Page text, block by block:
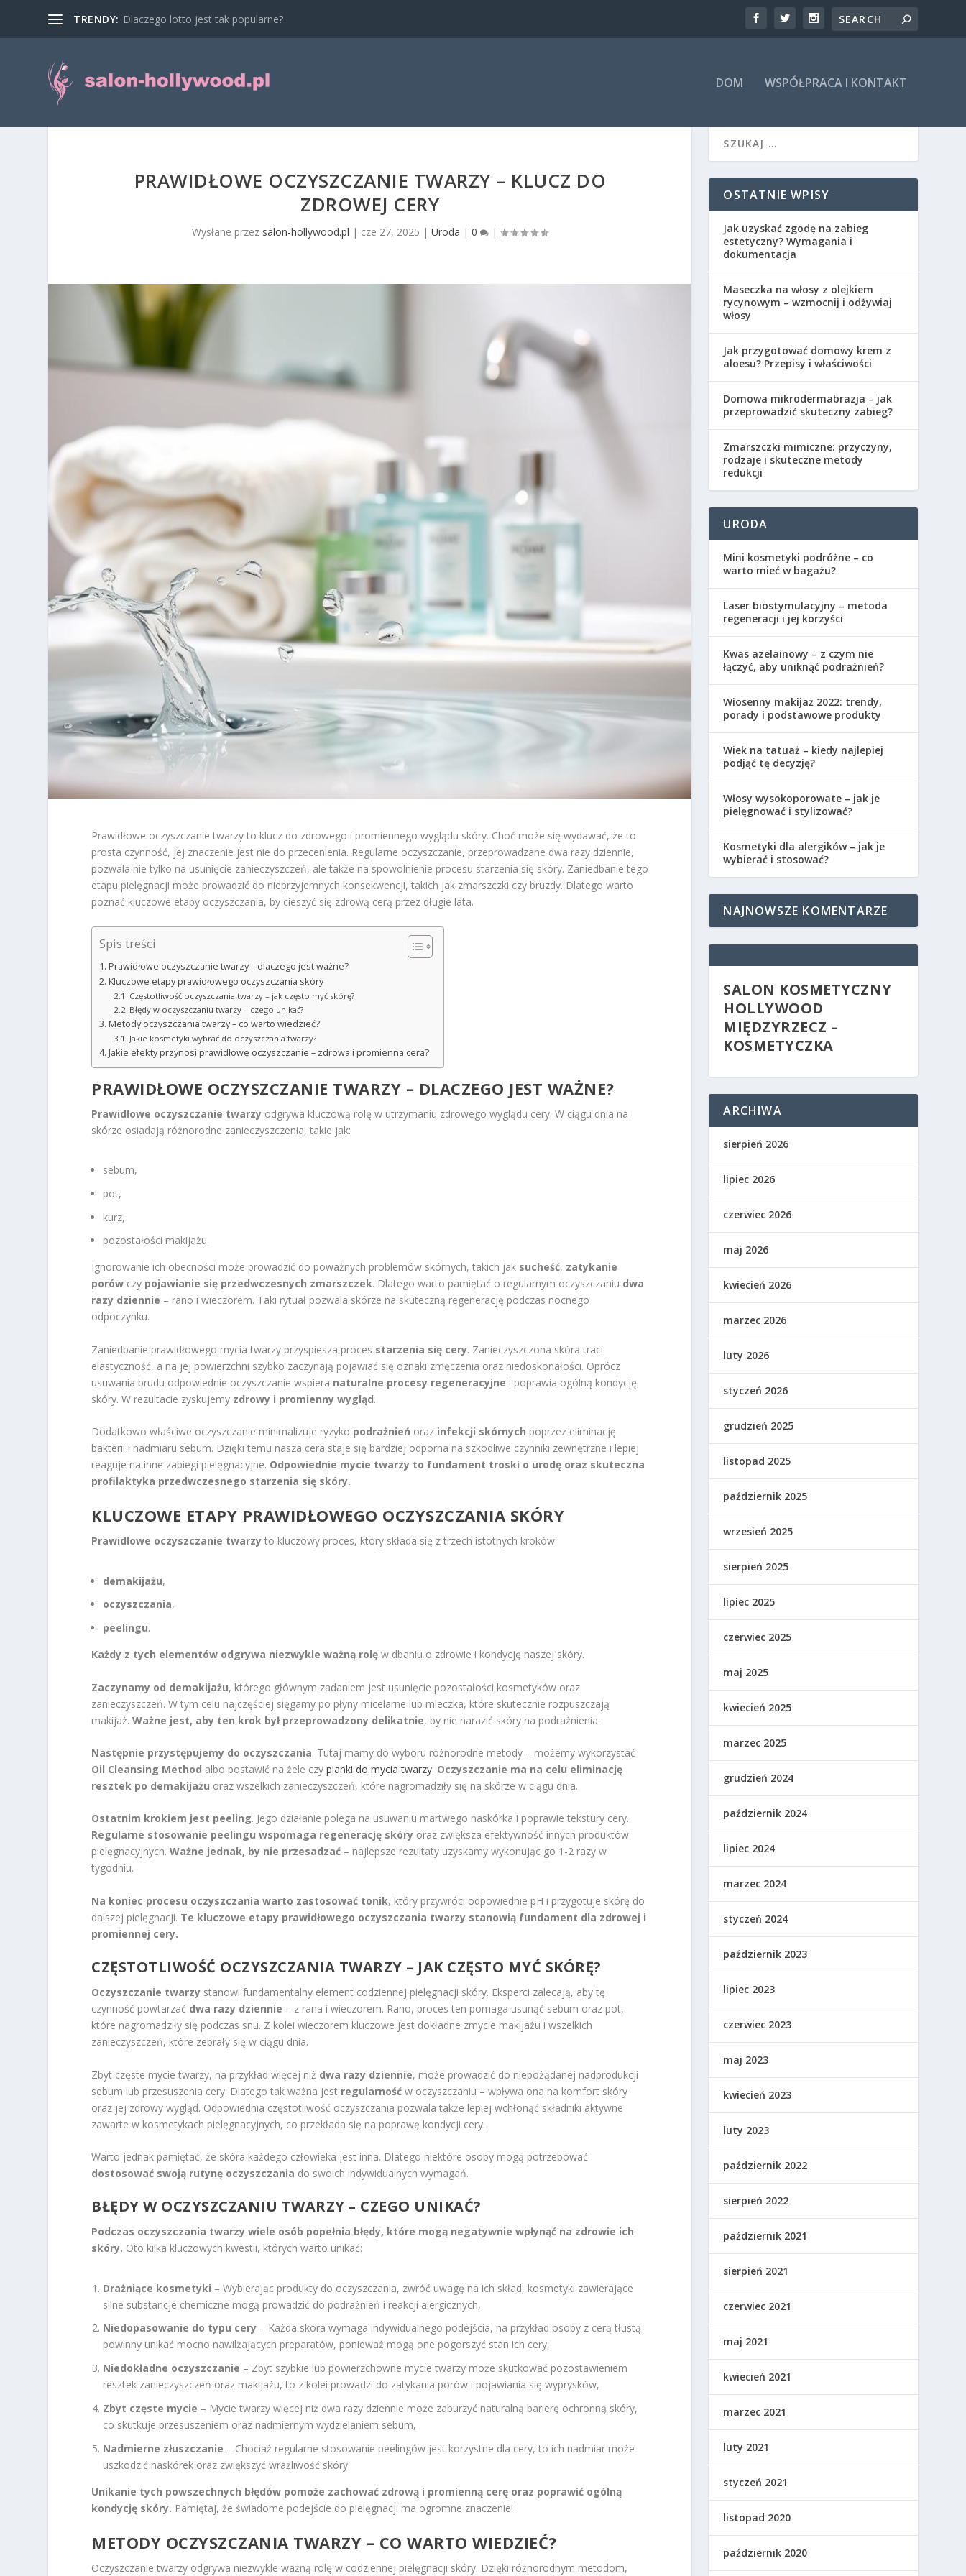
TRENDY: Dlaczego lotto jest tak popularne?
DOM WSPÓŁPRACA I KONTAKT
PRAWIDŁOWE OCZYSZCZANIE TWARZY – KLUCZ DO
ZDROWEJ CERY
Wysłane przez salon-hollywood.pl | cze 27, 2025 |Uroda |0 |
Prawidłowe oczyszczanie twarzy to klucz do zdrowego i promiennego wyglądu skóry. Choć może się wydawać, że to
prosta czynność, jej znaczenie jest nie do przecenienia. Regularne oczyszczanie, przeprowadzane dwa razy dziennie,
pozwala nie tylko na usunięcie zanieczyszczeń, ale także na spowolnienie procesu starzenia się skóry. Zaniedbanie tego
etapu pielęgnacji może prowadzić do nieprzyjemnych konsekwencji, takich jak zmarszczki czy bruzdy. Dlatego warto
poznać kluczowe etapy oczyszczania, by cieszyć się zdrową cerą przez długie lata.
Spis treści
Prawidłowe oczyszczanie twarzy – dlaczego jest ważne?
Kluczowe etapy prawidłowego oczyszczania skóry
Częstotliwość oczyszczania twarzy – jak często myć skórę?
Błędy w oczyszczaniu twarzy – czego unikać?
Metody oczyszczania twarzy – co warto wiedzieć?
Jakie kosmetyki wybrać do oczyszczania twarzy?
Jakie efekty przynosi prawidłowe oczyszczanie – zdrowa i promienna cera?
PRAWIDŁOWE OCZYSZCZANIE TWARZY – DLACZEGO JEST WAŻNE?
Prawidłowe oczyszczanie twarzy odgrywa kluczową rolę w utrzymaniu zdrowego wyglądu cery. W ciągu dnia na
skórze osiadają różnorodne zanieczyszczenia, takie jak:
sebum,
pot,
kurz,
pozostałości makijażu.
Ignorowanie ich obecności może prowadzić do poważnych problemów skórnych, takich jak sucheść, zatykanie
porów czy pojawianie się przedwczesnych zmarszczek. Dlatego warto pamiętać o regularnym oczyszczaniu dwa
razy dziennie – rano i wieczorem. Taki rytuał pozwala skórze na skuteczną regenerację podczas nocnego
odpoczynku.
Zaniedbanie prawidłowego mycia twarzy przyspiesza proces starzenia się cery. Zanieczyszczona skóra traci
elastyczność, a na jej powierzchni szybko zaczynają pojawiać się oznaki zmęczenia oraz niedoskonałości. Oprócz
usuwania brudu odpowiednie oczyszczanie wspiera naturalne procesy regeneracyjne i poprawia ogólną kondycję
skóry. W rezultacie zyskujemy zdrowy i promienny wygląd.
Dodatkowo właściwe oczyszczanie minimalizuje ryzyko podrażnień oraz infekcji skórnych poprzez eliminację
bakterii i nadmiaru sebum. Dzięki temu nasza cera staje się bardziej odporna na szkodliwe czynniki zewnętrzne i lepiej
reaguje na inne zabiegi pielęgnacyjne. Odpowiednie mycie twarzy to fundament troski o urodę oraz skuteczna
profilaktyka przedwczesnego starzenia się skóry.
KLUCZOWE ETAPY PRAWIDŁOWEGO OCZYSZCZANIA SKÓRY
Prawidłowe oczyszczanie twarzy to kluczowy proces, który składa się z trzech istotnych kroków:
demakijażu,
oczyszczania,
peelingu.
Każdy z tych elementów odgrywa niezwykle ważną rolę w dbaniu o zdrowie i kondycję naszej skóry.
Zaczynamy od demakijażu, którego głównym zadaniem jest usunięcie pozostałości kosmetyków oraz
zanieczyszczeń. W tym celu najczęściej sięgamy po płyny micelarne lub mleczka, które skutecznie rozpuszczają
makijaż.Ważne jest, aby ten krok był przeprowadzony delikatnie, by nie narazić skóry na podrażnienia.
Następnie przystępujemy do oczyszczania. Tutaj mamy do wyboru różnorodne metody – możemy wykorzystać
Oil Cleansing Method albo postawić na żele czypianki do mycia twarzy. Oczyszczanie ma na celu eliminację
resztek po demakijażu oraz wszelkich zanieczyszczeń, które nagromadziły się na skórze w ciągu dnia.
Ostatnim krokiem jest peeling. Jego działanie polega na usuwaniu martwego naskórka i poprawie tekstury cery.
Regularne stosowanie peelingu wspomaga regenerację skóry oraz zwiększa efektywność innych produktów
pielęgnacyjnych.Ważne jednak, by nie przesadzać – najlepsze rezultaty uzyskamy wykonując go 1-2 razy w
tygodniu.
Na koniec procesu oczyszczania warto zastosować tonik, który przywróci odpowiednie pH i przygotuje skórę do
dalszej pielęgnacji. Te kluczowe etapy prawidłowego oczyszczania twarzy stanowią fundament dla zdrowej i
promiennej cery.
CZĘSTOTLIWOŚĆ OCZYSZCZANIA TWARZY – JAK CZĘSTO MYĆ SKÓRĘ?
Oczyszczanie twarzy stanowi fundamentalny element codziennej pielęgnacji skóry. Eksperci zalecają, aby tę
czynność powtarzać dwa razy dziennie – z rana i wieczorem. Rano, proces ten pomaga usunąć sebum oraz pot,
które nagromadziły się podczas snu. Z kolei wieczorem kluczowe jest dokładne zmycie makijażu i wszelkich
zanieczyszczeń, które zebrały się w ciągu dnia.
Zbyt częste mycie twarzy, na przykład więcej niż dwa razy dziennie, może prowadzić do niepożądanej nadprodukcji
sebum lub przesuszenia cery. Dlatego tak ważna jest regularność w oczyszczaniu – wpływa ona na komfort skóry
oraz jej zdrowy wygląd. Odpowiednia częstotliwość oczyszczania pozwala także lepiej wchłonąć składniki aktywne
zawarte w kosmetykach pielęgnacyjnych, co przekłada się na poprawę kondycji cery.
Warto jednak pamiętać, że skóra każdego człowieka jest inna. Dlatego niektóre osoby mogą potrzebować
dostosować swoją rutynę oczyszczania do swoich indywidualnych wymagań.
BŁĘDY W OCZYSZCZANIU TWARZY – CZEGO UNIKAĆ?
Podczas oczyszczania twarzy wiele osób popełnia błędy, które mogą negatywnie wpłynąć na zdrowie ich
skóry. Oto kilka kluczowych kwestii, których warto unikać:
Drażniące kosmetyki – Wybierając produkty do oczyszczania, zwróć uwagę na ich skład, kosmetyki zawierające
silne substancje chemiczne mogą prowadzić do podrażnień i reakcji alergicznych,
Niedopasowanie do typu cery – Każda skóra wymaga indywidualnego podejścia, na przykład osoby z cerą tłustą
powinny unikać mocno nawilżających preparatów, ponieważ mogą one pogorszyć stan ich cery,
Niedokładne oczyszczanie – Zbyt szybkie lub powierzchowne mycie twarzy może skutkować pozostawieniem
resztek zanieczyszczeń oraz makijażu, to z kolei prowadzi do zatykania porów i pojawiania się wyprysków,
Zbyt częste mycie – Mycie twarzy więcej niż dwa razy dziennie może zaburzyć naturalną barierę ochronną skóry,
co skutkuje przesuszeniem oraz nadmiernym wydzielaniem sebum,
Nadmierne złuszczanie – Chociaż regularne stosowanie peelingów jest korzystne dla cery, to ich nadmiar może
uszkodzić naskórek oraz zwiększyć wrażliwość skóry.
Unikanie tych powszechnych błędów pomoże zachować zdrową i promienną cerę oraz poprawić ogólną
kondycję skóry. Pamiętaj, że świadome podejście do pielęgnacji ma ogromne znaczenie!
METODY OCZYSZCZANIA TWARZY – CO WARTO WIEDZIEĆ?
Oczyszczanie twarzy odgrywa niezwykle ważną rolę w codziennej pielęgnacji skóry. Dzięki różnorodnym metodom,
OSTATNIE WPISY
Jak uzyskać zgodę na zabieg
estetyczny? Wymagania i
dokumentacja
Maseczka na włosy z olejkiem
rycynowym – wzmocnij i odżywiaj
włosy
Jak przygotować domowy krem z
aloesu? Przepisy i właściwości
Domowa mikrodermabrazja – jak
przeprowadzić skuteczny zabieg?
Zmarszczki mimiczne: przyczyny,
rodzaje i skuteczne metody
redukcji
URODA
Mini kosmetyki podróżne – co
warto mieć w bagażu?
Laser biostymulacyjny – metoda
regeneracji i jej korzyści
Kwas azelainowy – z czym nie
łączyć, aby uniknąć podrażnień?
Wiosenny makijaż 2022: trendy,
porady i podstawowe produkty
Wiek na tatuaż – kiedy najlepiej
podjąć tę decyzję?
Włosy wysokoporowate – jak je
pielęgnować i stylizować?
Kosmetyki dla alergików – jak je
wybierać i stosować?
NAJNOWSZE KOMENTARZE
SALON KOSMETYCZNY
HOLLYWOOD
MIĘDZYRZECZ –
KOSMETYCZKA
ARCHIWA
sierpień 2026
lipiec 2026
czerwiec 2026
maj 2026
kwiecień 2026
marzec 2026
luty 2026
styczeń 2026
grudzień 2025
listopad 2025
październik 2025
wrzesień 2025
sierpień 2025
lipiec 2025
czerwiec 2025
maj 2025
kwiecień 2025
marzec 2025
grudzień 2024
październik 2024
lipiec 2024
marzec 2024
styczeń 2024
październik 2023
lipiec 2023
czerwiec 2023
maj 2023
kwiecień 2023
luty 2023
październik 2022
sierpień 2022
październik 2021
sierpień 2021
czerwiec 2021
maj 2021
kwiecień 2021
marzec 2021
luty 2021
styczeń 2021
listopad 2020
październik 2020